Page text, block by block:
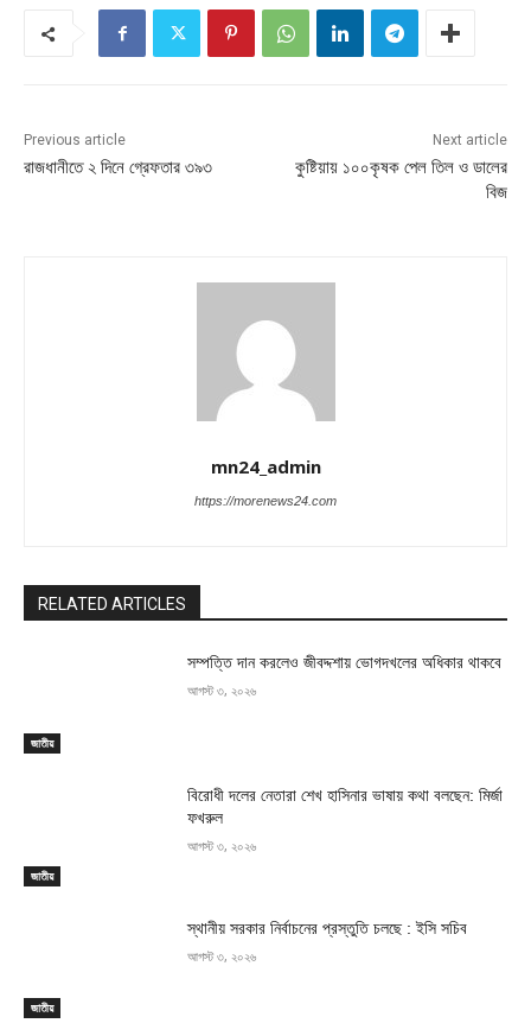
Previous article
রাজধানীতে ২ দিনে গ্রেফতার ৩৯৩
Next article
কুষ্টিয়ায় ১০০কৃষক পেল তিল ও ডালের
বিজ
mn24_admin
https://morenews24.com
RELATED ARTICLES
জাতীয়
সম্পত্তি দান করলেও জীবদ্দশায় ভোগদখলের অধিকার থাকবে
আগস্ট ৩, ২০২৬
জাতীয়
বিরোধী দলের নেতারা শেখ হাসিনার ভাষায় কথা বলছেন: মির্জা
ফখরুল
আগস্ট ৩, ২০২৬
জাতীয়
স্থানীয় সরকার নির্বাচনের প্রস্তুতি চলছে : ইসি সচিব
আগস্ট ৩, ২০২৬